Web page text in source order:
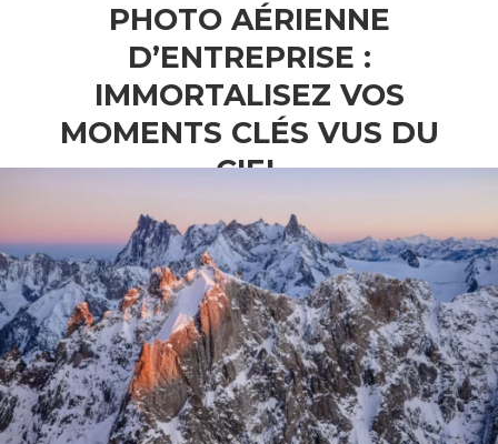
PHOTO AÉRIENNE
D’ENTREPRISE :
IMMORTALISEZ VOS
MOMENTS CLÉS VUS DU
CIEL
Quand la photo aérienne par drone sublime
l’identité d’entreprise Dans un contexte
professionnel où la communication visuelle joue
un rôle déterminant, la photo aérienne
d’entreprises’impose comme un outil…
Lire la suite